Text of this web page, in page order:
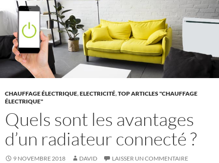
CHAUFFAGE ÉLECTRIQUE,ELECTRICITÉ,TOP ARTICLES "CHAUFFAGE
ÉLECTRIQUE"
Quels sont les avantages
d’un radiateur connecté ?
9 NOVEMBRE 2018 DAVID LAISSER UN COMMENTAIRE